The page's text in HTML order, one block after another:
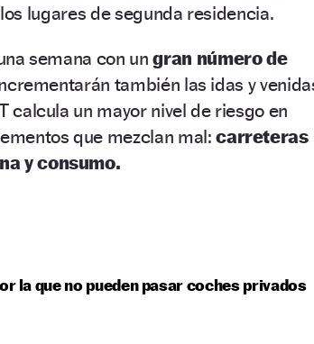
lugares de segunda residencia.
semana con ungran número de
también las idas y
calcula un mayor nivel de riesgo en
que mezclan mal:carreteras
y consumo.
la que no pueden pasar coches privados